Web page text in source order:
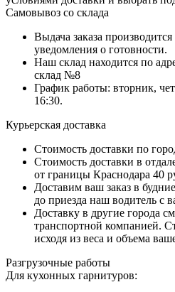
Самовывоз со склада
Выдача заказа
уведомления о готовности.
Наш склад находится по
склад №8
График работы: вторник,
16:30.
Курьерская доставка
Стоимость доставки по
Стоимость доставки в
от границы Краснодара 40
Доставим ваш заказ в
до приезда наш водитель с
Доставку в другие города
транспортной компанией.
исходя из веса и объема
Разгрузочные работы
Для кухонных гарнитуров: